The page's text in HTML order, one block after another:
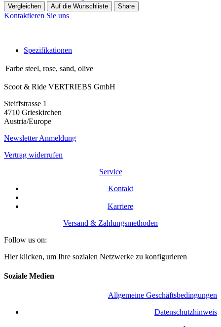
Vergleichen Auf die Wunschliste Share
Kontaktieren Sie uns
Spezifikationen
Farbe steel, rose, sand, olive
Scoot & Ride VERTRIEBS GmbH
Steiffstrasse 1
4710 Grieskirchen
Austria/Europe
Newsletter Anmeldung
Vertrag widerrufen
Service
Kontakt
Karriere
Versand & Zahlungsmethoden
Follow us on:
Hier klicken, um Ihre sozialen Netzwerke zu konfigurieren
Soziale Medien
Allgemeine Geschäftsbedingungen
​Datenschutzhinweis